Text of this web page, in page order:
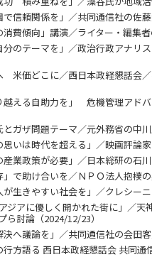
信頼関係を」／共同通信社の佐
費傾向」講演／ライター・編集
のテーマを」／政治行政アナリ
価どこに／西日本政経懇話会／
える自助力を」 危機管理アド
ガザ問題テーマ／元外務省の中
いは時代を超える」／映画評論
業政策が必要」／日本総研の石
で助け合いを／ＮＰＯ法人抱樸
生きやすい社会を」／クレシー
アに優しく開かれた街に」／天
討論（2024/12/23）
へ議論を」／共同通信社の会田
方語る 西日本政経懇話会 共同通